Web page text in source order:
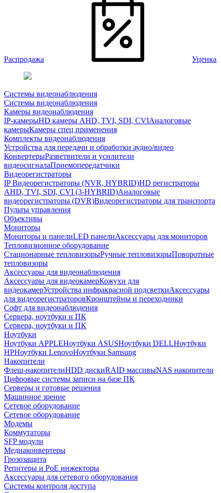
Распродажа Уценка
Системы видеонаблюдения
Системы видеонаблюдения
Камеры видеонаблюдения
IP-камерыHD камеры AHD, TVI, SDI, CVIАналоговые
камерыКамеры спец применения
Комплекты видеонаблюдения
Устройства для передачи и обработки аудио/видео
КонвертерыРазветвители и усилители
видеосигналаПриемопередатчики
Видеорегистраторы
IP Видеорегистраторы (NVR, HYBRID)HD регистраторы
AHD, TVI, SDI, CVI (3-HYBRID)Аналоговые
видеорегистраторы (DVR)Видеорегистраторы для транспорта
Пульты управления
Объективы
Мониторы
Мониторы и панелиLED панелиАксессуары для мониторов
Тепловизионное оборудование
Стационарные тепловизорыРучные тепловизорыПоворотные
тепловизоры
Аксессуары для видеонаблюдения
Аксессуары для видеокамерКожухи для
видеокамерУстройства инфракрасной подсветкиАксессуары
для видеорегистраторовКронштейны и переходники
Софт для видеонаблюдения
Сервера, ноутбуки и ПК
Сервера, ноутбуки и ПК
Ноутбуки
Ноутбуки APPLEНоутбуки ASUSНоутбуки DELLНоутбуки
HPНоутбуки LenovoНоутбуки Samsung
Накопители
Флеш-накопителиHDD дискиRAID массивыNAS накопители
Цифровые системы записи на базе ПК
Серверы и готовые решения
Машинное зрение
Сетевое оборудование
Сетевое оборудование
Модемы
Коммутаторы
SFP модули
Медиаконвертеры
Грозозащита
Репитеры и PoE инжекторы
Аксессуары для сетевого оборудования
Системы контроля доступа